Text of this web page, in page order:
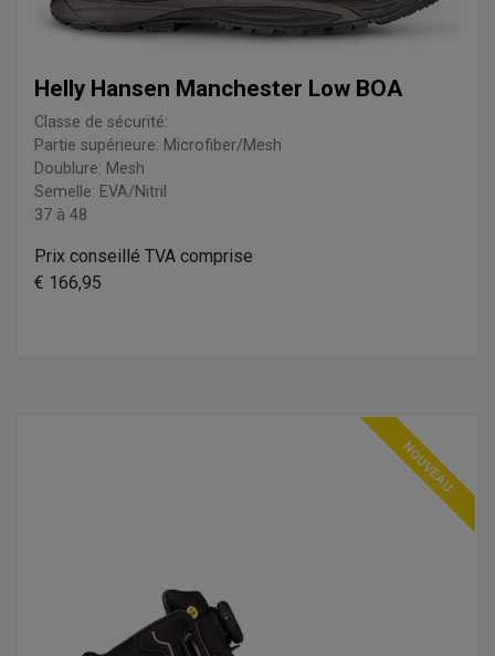
Helly Hansen Manchester Low BOA
Classe de sécurité:
Partie supérieure: Microfiber/Mesh
Doublure: Mesh
Semelle: EVA/Nitril
37 à 48
Prix conseillé TVA comprise
€ 166,95
NOUVEAU